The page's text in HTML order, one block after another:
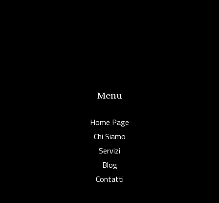
Menu
Home Page
Chi Siamo
Servizi
Blog
Contatti